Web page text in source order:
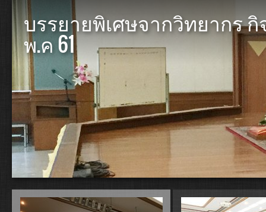
บรรยายพิเศษจากวิทยากร
พ.ค 61